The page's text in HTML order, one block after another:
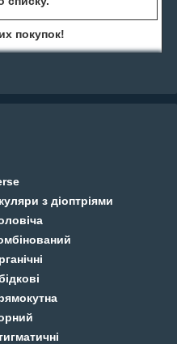
покупок!
з діоптріями